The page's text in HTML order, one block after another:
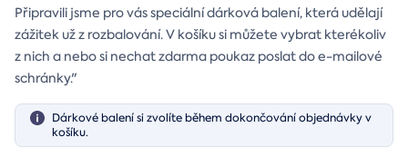
Připravili jsme pro vás speciální dárková balení, která udělají
zážitek už z rozbalování. V košíku si můžete vybrat kterékoliv
z nich a nebo si nechat zdarma poukaz poslat do e-mailové
schránky."
Dárkové balení si zvolíte během dokončování objednávky v
košíku.